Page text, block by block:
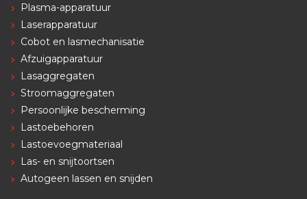
Plasma-apparatuur
Laserapparatuur
Cobot en lasmechanisatie
Afzuigapparatuur
Lasaggregaten
Stroomaggregaten
Persoonlijke bescherming
Lastoebehoren
Lastoevoegmateriaal
Las- en snijtoortsen
Autogeen lassen en snijden